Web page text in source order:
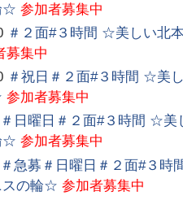
☆ 参加者募集中
＃２面#３時間 ☆美しい北
募集中
＃祝日＃２面#３時間 ☆美
参加者募集中
＃日曜日＃２面#３時間 ☆
☆ 参加者募集中
＃急募＃日曜日＃２面#３
スの輪☆ 参加者募集中